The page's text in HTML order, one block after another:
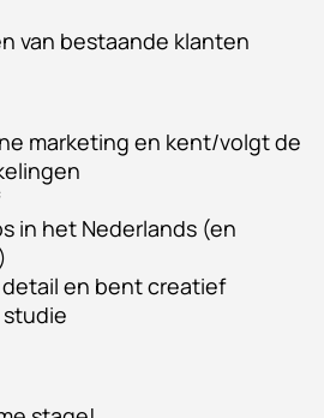
van bestaande klanten
marketing en kent/volgt de
in het Nederlands (en
en bent creatief
studie